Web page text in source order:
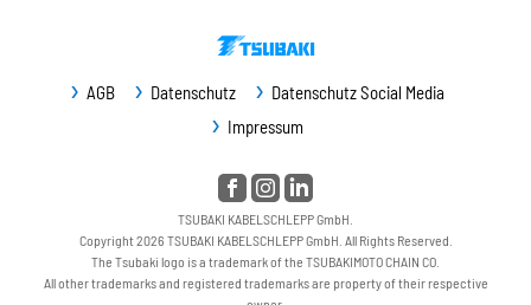
Führungsbahnschutz
AGB Datenschutz
Datenschutz Social Media
Impressum
TSUBAKI KABELSCHLEPP GmbH.
Copyright 2026 TSUBAKI KABELSCHLEPP GmbH. All Rights Reserved.
The Tsubaki logo is a trademark of the TSUBAKIMOTO CHAIN CO.
All other trademarks and registered trademarks are property of their respective